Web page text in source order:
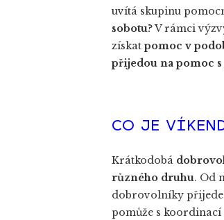
uvítá skupinu
sobotu? V rámci
získatpomoc v
přijedou na pomoc
CO JE
Krátkodobá
různého druhu. Od
dobrovolníky
pomůže s